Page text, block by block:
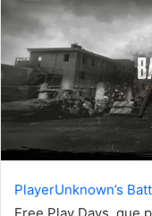
PlayerUnknown’s